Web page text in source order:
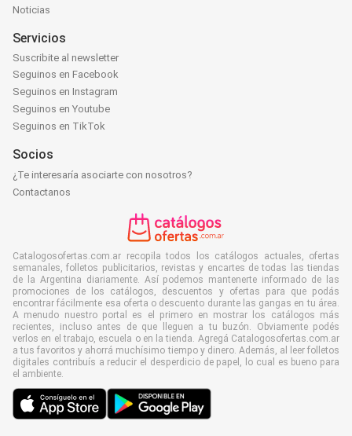
Noticias
Servicios
Suscribite al newsletter
Seguinos en Facebook
Seguinos en Instagram
Seguinos en Youtube
Seguinos en TikTok
Socios
¿Te interesaría asociarte con nosotros?
Contactanos
Catalogosofertas.com.ar recopila todos los catálogos actuales, ofertas
semanales, folletos publicitarios, revistas y encartes de todas las tiendas
de la Argentina diariamente. Así podemos mantenerte informado de las
promociones de los catálogos, descuentos y ofertas para que podás
encontrar fácilmente esa oferta o descuento durante las gangas en tu área.
A menudo nuestro portal es el primero en mostrar los catálogos más
recientes, incluso antes de que lleguen a tu buzón. Obviamente podés
verlos en el trabajo, escuela o en la tienda. Agregá Catalogosofertas.com.ar
a tus favoritos y ahorrá muchísimo tiempo y dinero. Además, al leer folletos
digitales contribuís a reducir el desperdicio de papel, lo cual es bueno para
el ambiente.